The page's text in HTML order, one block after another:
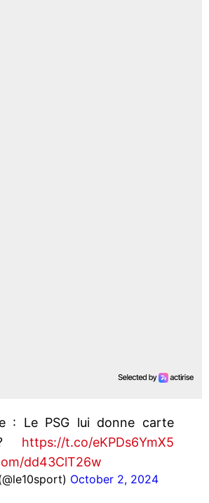
: Le PSG lui donne carte
? https://t.co/eKPDs6YmX5
dd43ClT26w
October 2, 2024